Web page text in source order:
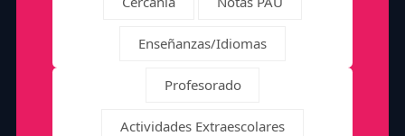
Enseñanzas/Idiomas
Profesorado
Actividades Extraescolares